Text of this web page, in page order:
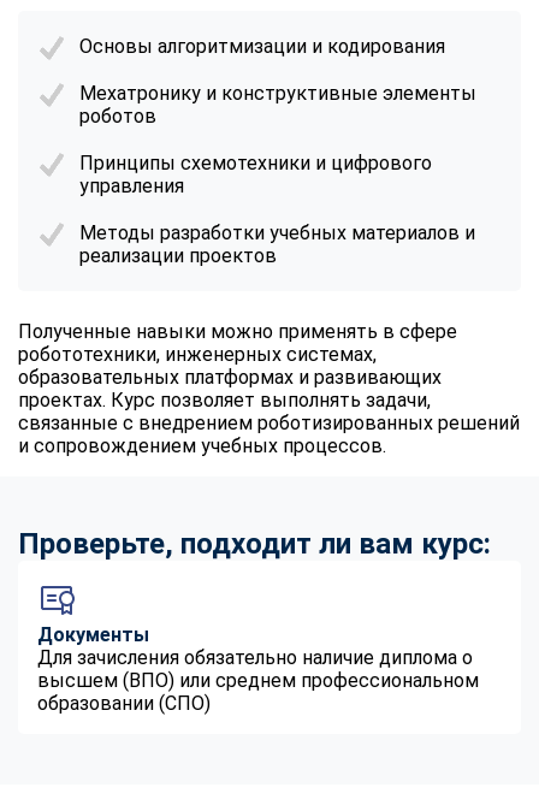
Основы алгоритмизации и кодирования
Мехатронику и конструктивные элементы
роботов
Принципы схемотехники и цифрового
управления
Методы разработки учебных материалов и
реализации проектов
Полученные навыки можно применять в сфере
робототехники, инженерных системах,
образовательных платформах и развивающих
проектах. Курс позволяет выполнять задачи,
связанные с внедрением роботизированных решений
и сопровождением учебных процессов.
Проверьте, подходит ли вам курс:
Документы
Для зачисления обязательно наличие диплома о
высшем (ВПО) или среднем профессиональном
образовании (СПО)